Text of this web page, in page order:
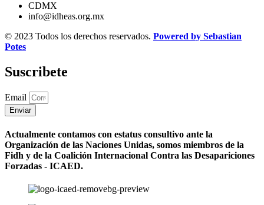
CDMX
info@idheas.org.mx
© 2023 Todos los derechos reservados. Powered by Sebastian
Potes
Suscribete
Email
Enviar
Actualmente contamos con estatus consultivo ante la
Organización de las Naciones Unidas, somos miembros de la
Fidh y de la Coalición Internacional Contra las Desapariciones
Forzadas - ICAED.